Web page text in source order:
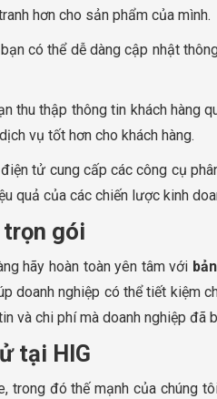
hơn cho sản phẩm của mình.
có thể dễ dàng cập nhật
thập thông tin khách hàng
vụ tốt hơn cho khách hàng.
tử cung cấp các công cụ
quả của các chiến lược kinh
gói
hãy hoàn toàn yên tâm với
doanh nghiệp có thể tiết kiệm
và chi phí mà doanh nghiệp đã
tại HIG
trong đó thế mạnh của chúng